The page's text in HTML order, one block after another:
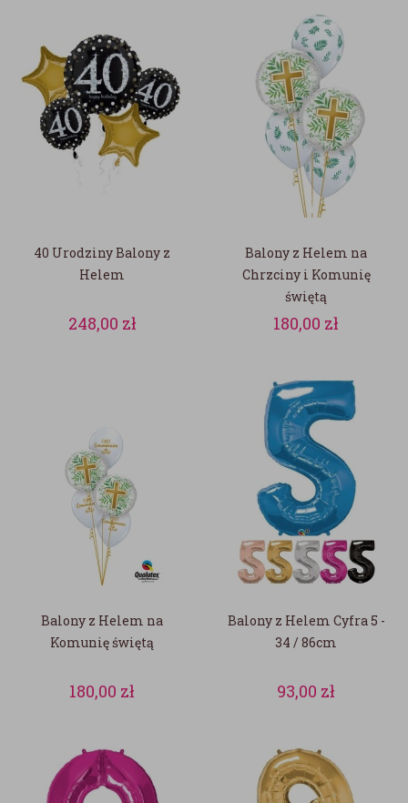
40 Urodziny Balony z
Helem
248,00 zł
Balony z Helem na
Chrzciny i Komunię
świętą
180,00 zł
Balony z Helem na
Komunię świętą
180,00 zł
Balony z Helem Cyfra 5 -
34 / 86cm
93,00 zł